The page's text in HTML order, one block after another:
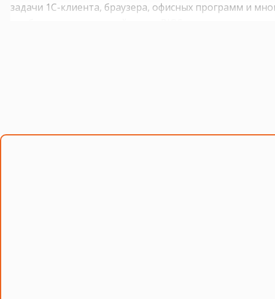
задачи 1С-клиента, браузера, офисных программ и